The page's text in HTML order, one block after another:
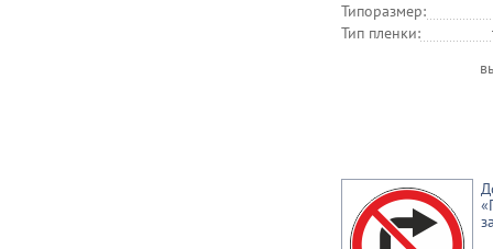
Типоразмер:
Тип пленки: